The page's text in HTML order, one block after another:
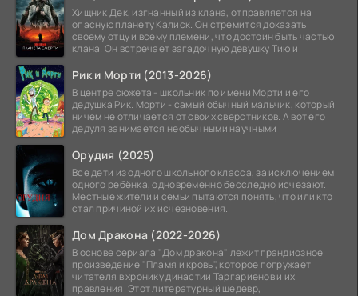
Хищник Дек, изгнанный из клана, отправляется на
опасную планету Калиск. Он стремится доказать
своему отцу и всему племени, что достоин быть частью
клана. Он встречает загадочную девушку Тию и
Рик и Морти (2013-2026)
В центре сюжета - школьник по имени Морти и его
дедушка Рик. Морти - самый обычный мальчик, который
ничем не отличается от своих сверстников. А вот его
дедуля занимается необычными научными
Орудия (2025)
Все дети из одного школьного класса, за исключением
одного ребёнка, одновременно бесследно исчезают.
Местные жители и семьи пытаются понять, что или кто
стал причиной их исчезновения.
Дом Дракона (2022-2026)
В основе сериала "Дом дракона" лежит грандиозное
произведение "Пламя и кровь", которое погружает
читателя в хронику династии Таргариенов и их
правления. Этот литературный шедевр,